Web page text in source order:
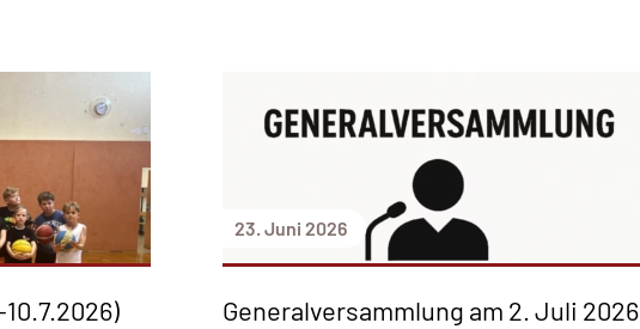
23. Juni 2026
Generalversammlung am 2. Juli 2026